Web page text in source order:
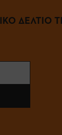
ΔΕΛΤΙΟ